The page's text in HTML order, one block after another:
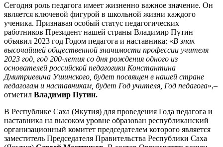
Сегодня роль педагога имеет жизненно важное значение. Он
является ключевой фигурой в школьной жизни каждого
ученика. Признавая особый статус педагогических
работников Президент нашей страны Владимир Путин
объявил 2023 год Годом педагога и наставника: «В знак
высочайшей общественной значимости профессии учителя
2023 год, год 200-летия со дня рождения одного из
основателей российской педагогики Константина
Дмитриевича Ушинского, будет посвящен в нашей стране
педагогам и наставникам, будет Год учителя, Год педагога»,–
отметил Владимир Путин.
В Республике Саха (Якутия) для проведения Года педагога и
наставника на высоком уровне образован республиканский
организационный комитет председателем которого является
заместитель Председателя Правительства Республики Саха